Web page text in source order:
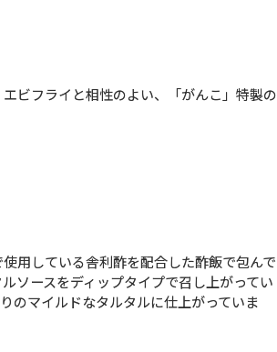
ビフライと相性のよい、「がんこ」特製の
用している舎利酢を配合した酢飯で包んで
ソースをディップタイプで召し上がってい
のマイルドなタルタルに仕上がっていま